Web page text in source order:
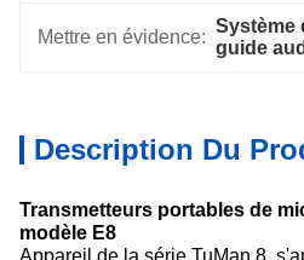
Mettre en évidence:
Système
guide
Description Du
Transmetteurs portables de
modèle E8
Appareil de la série TuMan 8,